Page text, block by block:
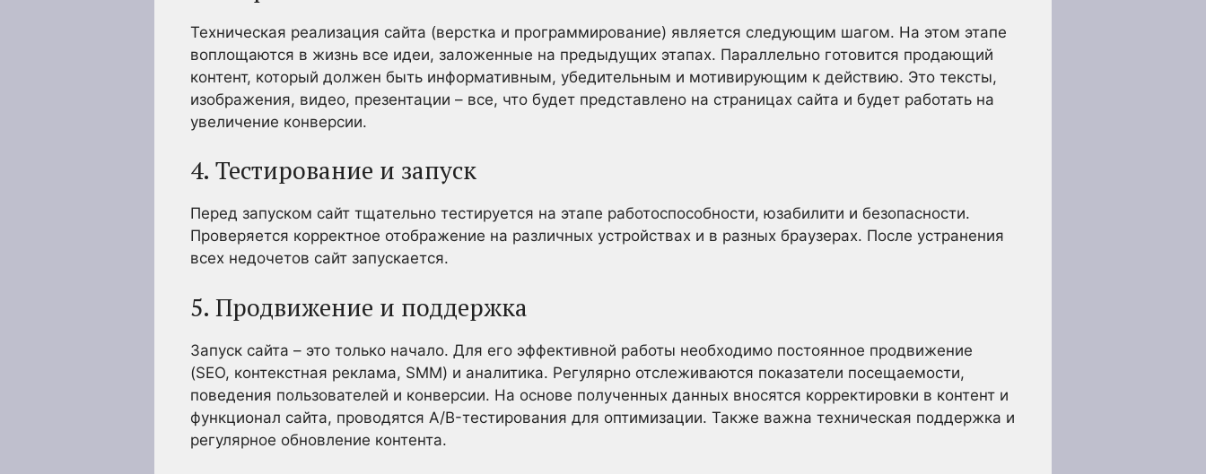
Техническая реализация сайта (верстка и программирование) является следующим шагом. На этом этапе
воплощаются в жизнь все идеи, заложенные на предыдущих этапах. Параллельно готовится продающий
контент, который должен быть информативным, убедительным и мотивирующим к действию. Это тексты,
изображения, видео, презентации – все, что будет представлено на страницах сайта и будет работать на
увеличение конверсии.
4. Тестирование и запуск
Перед запуском сайт тщательно тестируется на этапе работоспособности, юзабилити и безопасности.
Проверяется корректное отображение на различных устройствах и в разных браузерах. После устранения
всех недочетов сайт запускается.
5. Продвижение и поддержка
Запуск сайта – это только начало. Для его эффективной работы необходимо постоянное продвижение
(SEO, контекстная реклама, SMM) и аналитика. Регулярно отслеживаются показатели посещаемости,
поведения пользователей и конверсии. На основе полученных данных вносятся корректировки в контент и
функционал сайта, проводятся A/B-тестирования для оптимизации. Также важна техническая поддержка и
регулярное обновление контента.